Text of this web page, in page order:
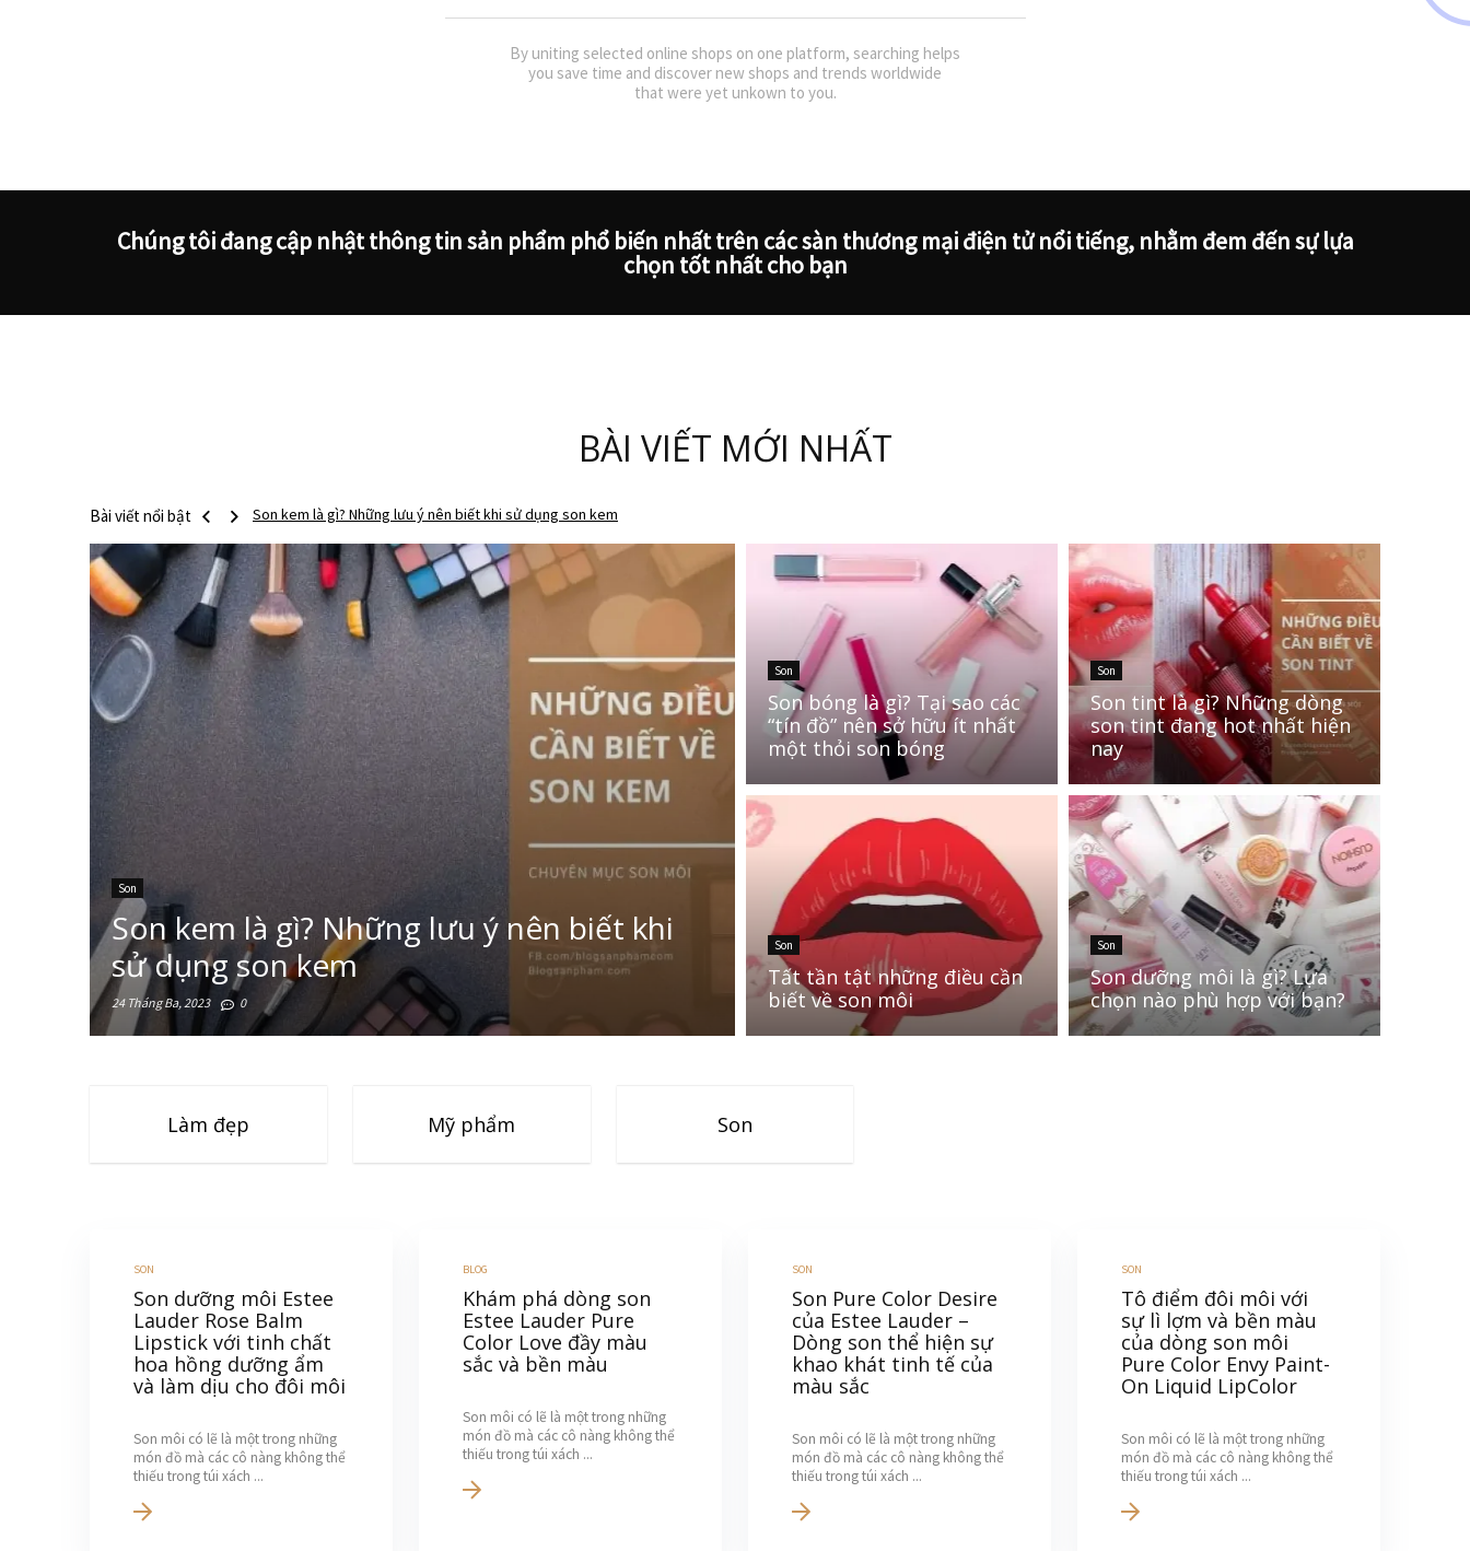
By uniting selected online shops on one platform, searching helps
you save time and discover new shops and trends worldwide
that were yet unkown to you.
Chúng tôi đang cập nhật thông tin sản phẩm phổ biến nhất trên các sàn thương mại điện tử nổi tiếng, nhằm đem đến sự lựa
chọn tốt nhất cho bạn
BÀI VIẾT MỚI NHẤT
Bài viết nổi bật
Son bóng là gì? Tại sao các “tín đồ” nên sở hữu ít nhất một thỏi son bóng
Son tint là gì? Những dòng son tint đang hot nhất hiện nay
Tất tần tật những điều cần biết về son môi
Son dưỡng môi là gì? Lựa chọn nào phù hợp với bạn?
Son kem là gì? Những lưu ý nên biết khi sử dụng son kem
Son
Son kem là gì? Những lưu ý nên biết khi
sử dụng son kem
24 Tháng Ba, 2023 0
Son
Son bóng là gì? Tại sao các
“tín đồ” nên sở hữu ít nhất
một thỏi son bóng
Son
Son tint là gì? Những dòng
son tint đang hot nhất hiện
nay
Son
Tất tần tật những điều cần
biết về son môi
Son
Son dưỡng môi là gì? Lựa
chọn nào phù hợp với bạn?
Làm đẹp Mỹ phẩm Son
SON
Son dưỡng môi Estee
Lauder Rose Balm
Lipstick với tinh chất
hoa hồng dưỡng ẩm
và làm dịu cho đôi môi
Son môi có lẽ là một trong những
món đồ mà các cô nàng không thể
thiếu trong túi xách ...
BLOG
Khám phá dòng son
Estee Lauder Pure
Color Love đầy màu
sắc và bền màu
Son môi có lẽ là một trong những
món đồ mà các cô nàng không thể
thiếu trong túi xách ...
SON
Son Pure Color Desire
của Estee Lauder –
Dòng son thể hiện sự
khao khát tinh tế của
màu sắc
Son môi có lẽ là một trong những
món đồ mà các cô nàng không thể
thiếu trong túi xách ...
SON
Tô điểm đôi môi với
sự lì lợm và bền màu
của dòng son môi
Pure Color Envy Paint-
On Liquid LipColor
Son môi có lẽ là một trong những
món đồ mà các cô nàng không thể
thiếu trong túi xách ...